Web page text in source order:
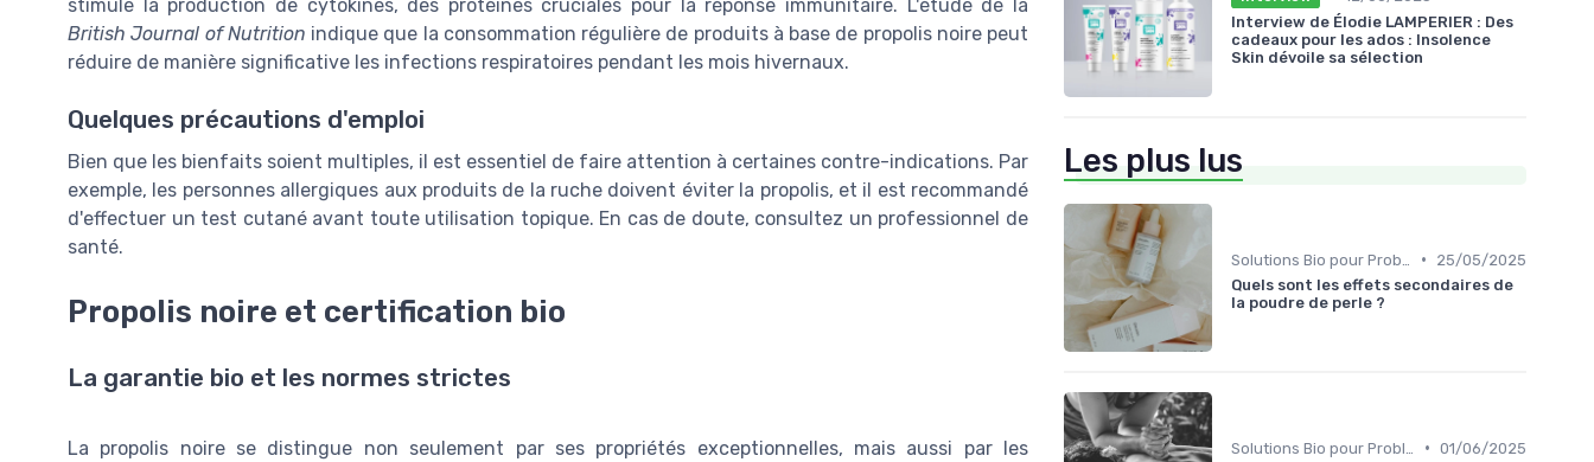
stimule la production de cytokines, des protéines cruciales pour la réponse immunitaire. L'étude de la
British Journal of Nutrition indique que la consommation régulière de produits à base de propolis noire peut
réduire de manière significative les infections respiratoires pendant les mois hivernaux.
Quelques précautions d'emploi
Bien que les bienfaits soient multiples, il est essentiel de faire attention à certaines contre-indications. Par
exemple, les personnes allergiques aux produits de la ruche doivent éviter la propolis, et il est recommandé
d'effectuer un test cutané avant toute utilisation topique. En cas de doute, consultez un professionnel de
santé.
Propolis noire et certification bio
La garantie bio et les normes strictes
La propolis noire se distingue non seulement par ses propriétés exceptionnelles, mais aussi par les
Interview de Élodie LAMPERIER : Des
cadeaux pour les ados : Insolence
Skin dévoile sa sélection
Les plus lus
•
25/05/2025
Quels sont les effets secondaires de
la poudre de perle ?
• 01/06/2025